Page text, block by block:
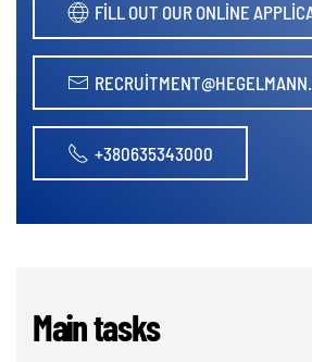
FILL OUT OUR ONLINE
+380635343000
Main tasks